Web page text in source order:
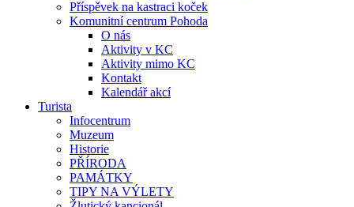
Příspěvek na kastraci koček
Komunitní centrum Pohoda
O nás
Aktivity v KC
Aktivity mimo KC
Kontakt
Kalendář akcí
Turista
Infocentrum
Muzeum
Historie
PŘÍRODA
PAMÁTKY
TIPY NA VÝLETY